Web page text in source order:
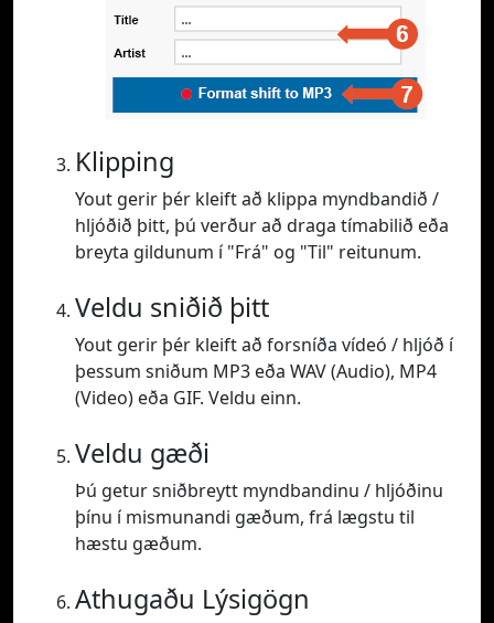
Klipping
Yout gerir þér kleift að klippa myndbandið /
hljóðið þitt, þú verður að draga tímabilið eða
breyta gildunum í "Frá" og "Til" reitunum.
Veldu sniðið þitt
Yout gerir þér kleift að forsníða vídeó / hljóð í
þessum sniðum MP3 eða WAV (Audio), MP4
(Video) eða GIF. Veldu einn.
Veldu gæði
Þú getur sniðbreytt myndbandinu / hljóðinu
þínu í mismunandi gæðum, frá lægstu til
hæstu gæðum.
Athugaðu Lýsigögn